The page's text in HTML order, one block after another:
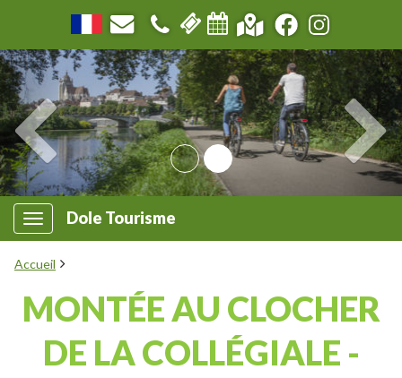
Dole Tourisme
Accueil
MONTÉE AU CLOCHER
DE LA COLLÉGIALE -